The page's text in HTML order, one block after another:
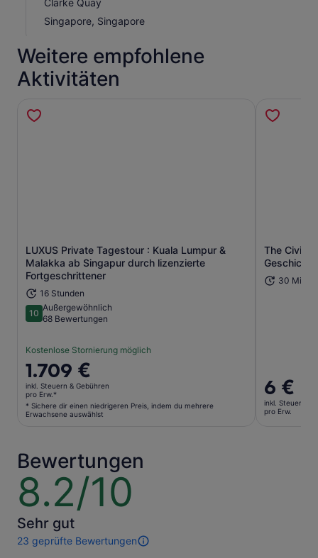
Clarke Quay
Singapore, Singapore
Weitere empfohlene
Aktivitäten
LUXUS Private Tagestour : Kuala Lumpur &
Malakka ab Singapur durch lizenzierte
Fortgeschrittener
16 Stunden
1010 von 10
Außergewöhnlich
68 Bewertungen
Kostenlose Stornierung möglich
Der
Preis
beträgt
1.709 €
* Sichere
dir
einen
niedrigeren
Preis,
indem
du
mehrere
1.709 €
inkl. Steuern & Gebühren
pro Erw.*
* Sichere dir einen niedrigeren Preis, indem du mehrere
Erwachsene auswählst
Wird in einem neuen Tab geöffnet
The Civic
30
Der
Preis
beträgt
6 €
inkl. Steuern &
pro Erw.
Bewertungen
8.2/10
8.2
von
10
Sehr gut
23 geprüfte Bewertungen
23